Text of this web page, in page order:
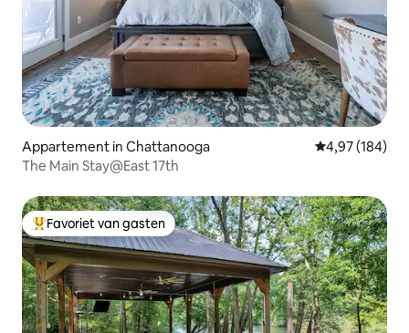
Appartement in Chattanooga Gemiddelde
4,97 (184)
The Main Stay@East 17th
Topfavoriet van gasten
Favoriet van gasten